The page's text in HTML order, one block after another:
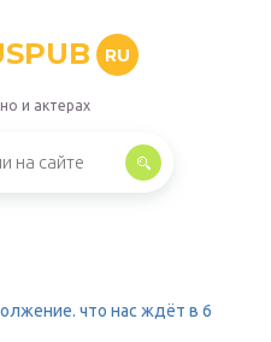
RU
и актерах
что нас ждёт в 6